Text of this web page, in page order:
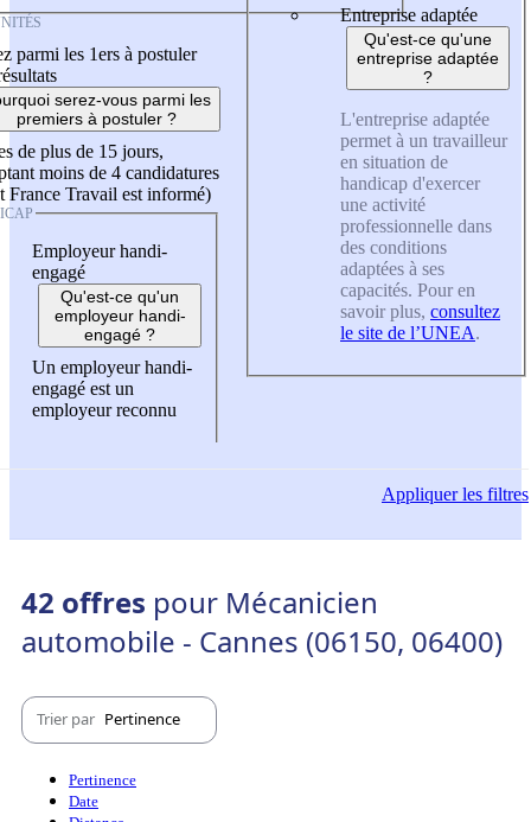
parmi les 1ers à postuler
serez-vous parmi les
premiers à postuler ?
de plus de 15 jours,
moins de 4 candidatures
France Travail est informé)
Employeur handi-
engagé
Qu'est-ce qu'un
employeur handi-
engagé ?
Un employeur handi-
engagé est un
employeur reconnu
Entreprise adaptée
Qu'est-ce qu'une
entreprise adaptée
?
L'entreprise adaptée
permet à un travailleur
en situation de
handicap d'exercer
une activité
professionnelle dans
des conditions
adaptées à ses
capacités. Pour en
savoir plus, consultez
le site de l’UNEA.
Appliquerles filtres
42 offres pour Mécanicien
automobile - Cannes (06150, 06400)
Trier par Pertinence
Pertinence
Date